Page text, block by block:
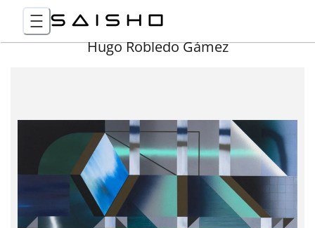
Hugo Robledo Gámez